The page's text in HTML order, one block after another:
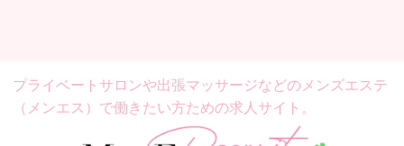
プライベートサロンや出張マッサージなどの メンズエステ
（メンエス）で働きたい方ための求人サイト。